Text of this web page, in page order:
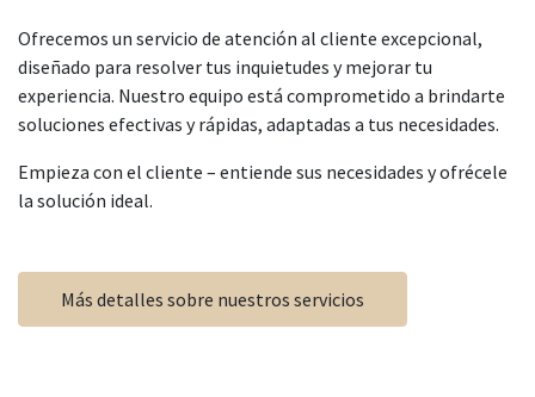
Ofrecemos un servicio de atención al cliente excepcional,
diseñado para resolver tus inquietudes y mejorar tu
experiencia. Nuestro equipo está comprometido a brindarte
soluciones efectivas y rápidas, adaptadas a tus necesidades.
Empieza con el cliente – entiende sus necesidades y ofrécele
la solución ideal.
Más detalles sobre nuestros servicios